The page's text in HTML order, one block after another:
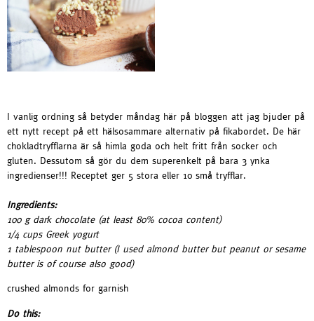
I vanlig ordning så betyder måndag här på bloggen att jag bjuder på
ett nytt recept på ett hälsosammare alternativ på fikabordet. De här
chokladtryfflarna är så himla goda och helt fritt från socker och
gluten. Dessutom så gör du dem superenkelt på bara 3 ynka
ingredienser!!! Receptet ger 5 stora eller 10 små tryfflar.
Ingredients:
100 g dark chocolate (at least 80% cocoa content)
1/4 cups Greek yogurt
1 tablespoon nut butter (I used almond butter but peanut or sesame
butter is of course also good)
crushed almonds for garnish
Do this: